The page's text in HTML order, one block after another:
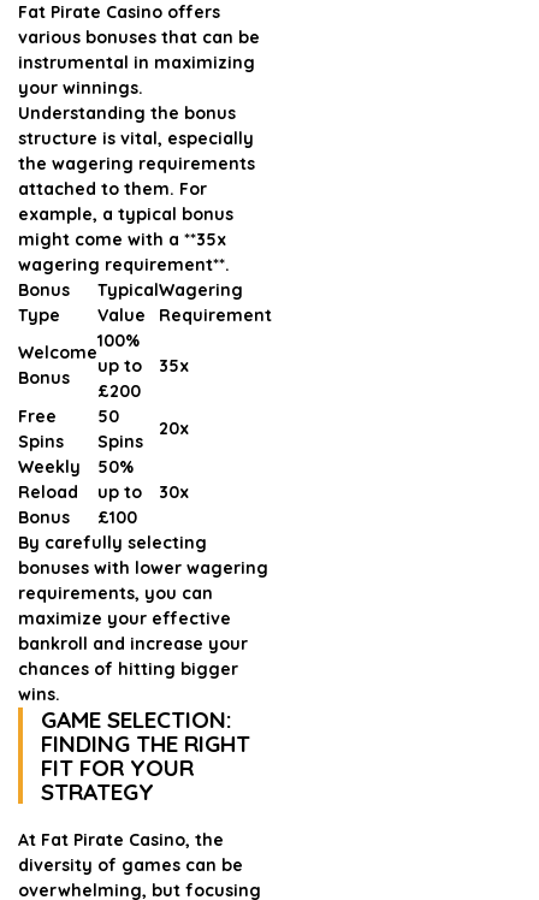
Fat Pirate Casino offers
various bonuses that can be
instrumental in maximizing
your winnings.
Understanding the bonus
structure is vital, especially
the wagering requirements
attached to them. For
example, a typical bonus
might come with a **35x
wagering requirement**.
Bonus
Type
Typical
Value
Wagering
Requirement
Welcome
Bonus
100%
up to
£200
35x
Free
Spins
50
Spins
20x
Weekly
Reload
Bonus
50%
up to
£100
30x
By carefully selecting
bonuses with lower wagering
requirements, you can
maximize your effective
bankroll and increase your
chances of hitting bigger
wins.
GAME SELECTION:
FINDING THE RIGHT
FIT FOR YOUR
STRATEGY
At Fat Pirate Casino, the
diversity of games can be
overwhelming, but focusing